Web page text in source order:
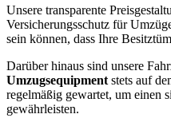
Unsere transparente
Versicherungsschutz für
sein können, dass Ihre
Darüber hinaus sind unsere
Umzugsequipment stets auf
regelmäßig gewartet, um einen
gewährleisten.